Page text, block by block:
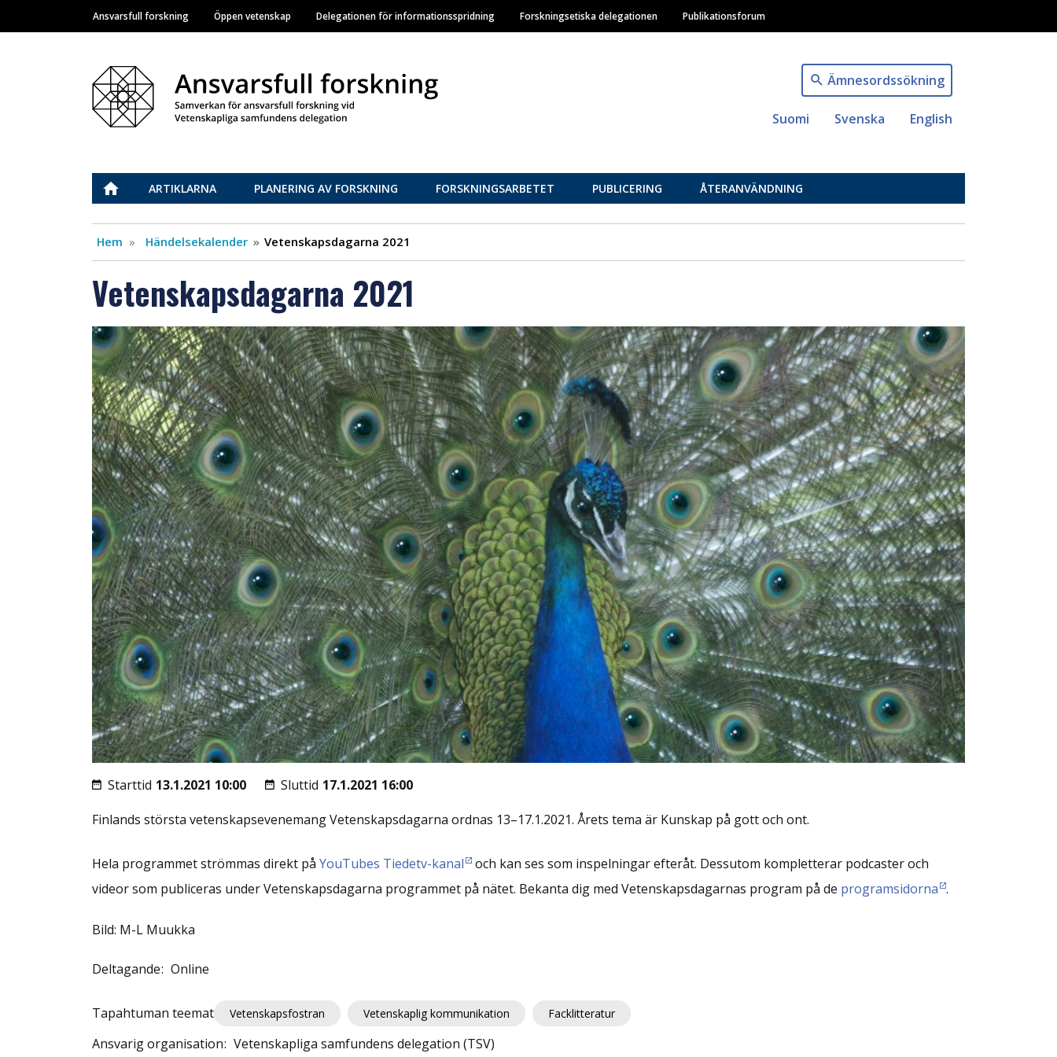
Hoppa
till
Main navigation
Ansvarsfull forskning Öppen vetenskap Delegationen för informationsspridning Forskningsetiska delegationen Publikationsforum
Ämnesordssökning
Suomi Svenska English
Vastuullinen tiede
ETUSIVUARTIKLARNA PLANERING AV FORSKNING FORSKNINGSARBETET PUBLICERING ÅTERANVÄNDNING
Hem Händelsekalender Vetenskapsdagarna 2021
Vetenskapsdagarna 2021
Starttid 13.1.2021 10:00 Sluttid 17.1.2021 16:00
Finlands största vetenskapsevenemang Vetenskapsdagarna ordnas 13–17.1.2021. Årets tema är Kunskap på gott och ont.
Hela programmet strömmas direkt på YouTubes Tiedetv-kanal
och kan ses som inspelningar efteråt. Dessutom kompletterar podcaster och
videor som publiceras under Vetenskapsdagarna programmet på nätet. Bekanta dig med Vetenskapsdagarnas program på de programsidorna .
Bild: M-L Muukka
Deltagande Online
Tapahtuman teemat Vetenskapsfostran Vetenskaplig kommunikation Facklitteratur
Ansvarig organisation Vetenskapliga samfundens delegation (TSV)